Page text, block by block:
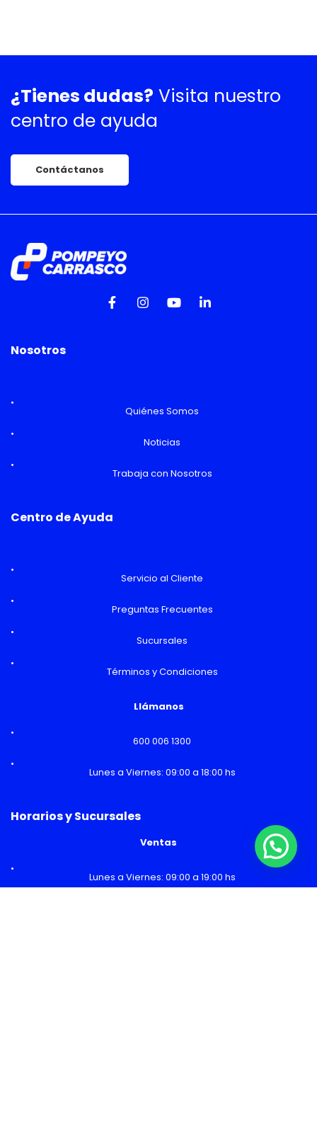
¿Tienes dudas? Visita nuestro
centro de ayuda
Contáctanos
Nosotros
Quiénes Somos
Noticias
Trabaja con Nosotros
Centro de Ayuda
Servicio al Cliente
Preguntas Frecuentes
Sucursales
Términos y Condiciones
Llámanos
600 006 1300
Lunes a Viernes: 09:00 a 18:00 hs
Horarios y Sucursales
Ventas
Lunes a Viernes: 09:00 a 19:00 hs